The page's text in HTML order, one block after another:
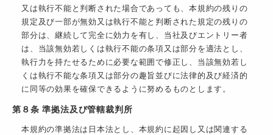
又は執行不能と判断された場合であっても、本規約の残りの
規定及び一部が無効又は執行不能と判断された規定の残りの
部分は、継続して完全に効力を有し、当社及びエントリー者
は、当該無効若しくは執行不能の条項又は部分を適法とし、
執行力を持たせるために必要な範囲で修正し、当該無効若し
くは執行不能な条項又は部分の趣旨並びに法律的及び経済的
に同等の効果を確保できるように努めるものとします。
第８条 準拠法及び管轄裁判所
本規約の準拠法は日本法とし、本規約に起因し又は関連する